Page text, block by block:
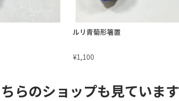
ルリ青菊形箸置
¥1,100
らのショップも見ています